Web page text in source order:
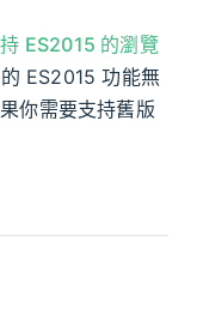
ES2015 的瀏覽
ES2015 功能無
你需要支持舊版